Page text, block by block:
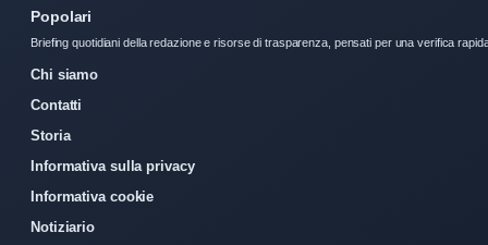
Popolari
Briefing quotidiani della redazione e risorse di trasparenza, pensati per una verifica
Chi siamo
Contatti
Storia
Informativa sulla privacy
Informativa cookie
Notiziario